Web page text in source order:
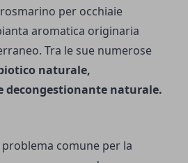
per occhiaie
aromatica originaria
Tra le sue numerose
naturale,
naturale.
comune per la